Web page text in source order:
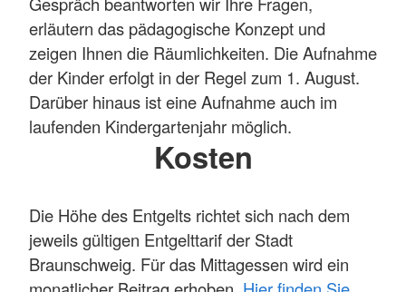
erläutern das pädagogische Konzept und
zeigen Ihnen die Räumlichkeiten. Die Aufnahme
der Kinder erfolgt in der Regel zum 1. August.
Darüber hinaus ist eine Aufnahme auch im
laufenden Kindergartenjahr möglich.
Kosten
Die Höhe des Entgelts richtet sich nach dem
jeweils gültigen Entgelttarif der Stadt
Braunschweig. Für das Mittagessen wird ein